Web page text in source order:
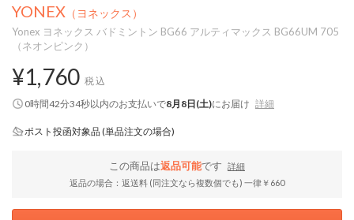
YONEX （ヨネックス）
Yonex ヨネックス バドミントン BG66 アルティマックス BG66UM 705
（ネオンピンク）
¥1,760 税込
0時間42分34秒以内のお支払いで8月8日(土)にお届け 詳細
ポスト投函対象品 (単品注文の場合)
この商品は返品可能です
詳細
返品の場合：返送料 (同注文なら複数個でも) 一律￥660